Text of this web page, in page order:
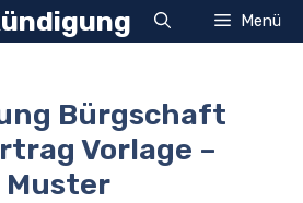
Menü
Bürgschaft
Vorlage –
Muster